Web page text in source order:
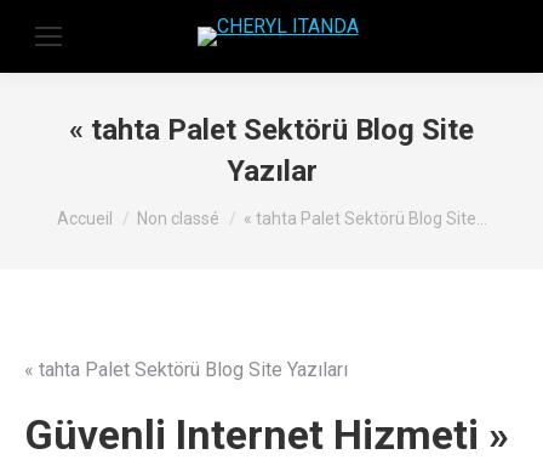
« tahta Palet Sektörü Blog Site
Yazılar
Vous êtes ici :
Accueil Non classé « tahta Palet Sektörü Blog Site…
« tahta Palet Sektörü Blog Site Yazıları
Güvenli Internet Hizmeti »